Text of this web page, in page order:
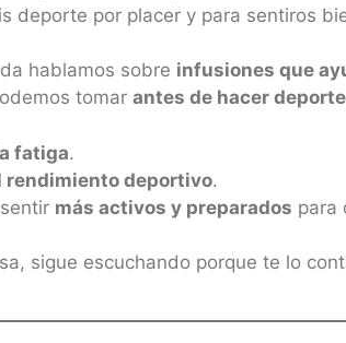
deporte por placer y para sentiros
hablamos sobre infusiones que
tomar antes de hacer deporte
fatiga.
rendimiento deportivo.
más activos y preparados para
sigue escuchando porque te lo